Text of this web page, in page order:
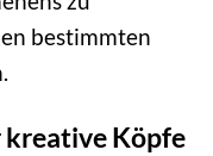
bestimmten
Köpfe